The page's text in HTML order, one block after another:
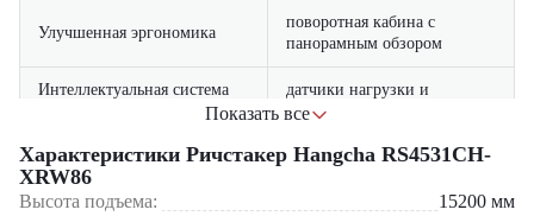
Улучшенная эргономика
поворотная кабина с
панорамным обзором
Интеллектуальная система
датчики нагрузки и
автоматическое торможение
Низкий уровень шума
идеально для работы в
Показать все
Характеристики Ричстакер Hangcha RS4531CH-
XRW86
Высота подъема: 15200 мм